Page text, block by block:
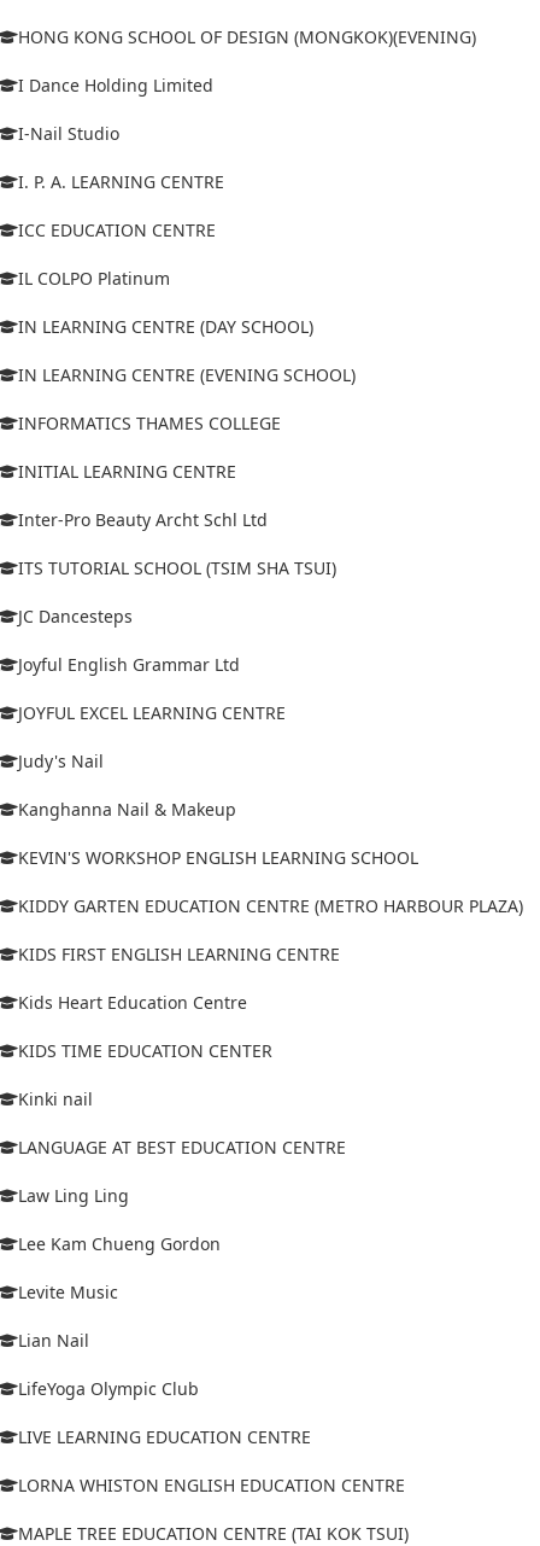
HONG KONG SCHOOL OF DESIGN (MONGKOK)(EVENING)
I Dance Holding Limited
I-Nail Studio
I. P. A. LEARNING CENTRE
ICC EDUCATION CENTRE
IL COLPO Platinum
IN LEARNING CENTRE (DAY SCHOOL)
IN LEARNING CENTRE (EVENING SCHOOL)
INFORMATICS THAMES COLLEGE
INITIAL LEARNING CENTRE
Inter-Pro Beauty Archt Schl Ltd
ITS TUTORIAL SCHOOL (TSIM SHA TSUI)
JC Dancesteps
Joyful English Grammar Ltd
JOYFUL EXCEL LEARNING CENTRE
Judy's Nail
Kanghanna Nail & Makeup
KEVIN'S WORKSHOP ENGLISH LEARNING SCHOOL
KIDDY GARTEN EDUCATION CENTRE (METRO HARBOUR PLAZA)
KIDS FIRST ENGLISH LEARNING CENTRE
Kids Heart Education Centre
KIDS TIME EDUCATION CENTER
Kinki nail
LANGUAGE AT BEST EDUCATION CENTRE
Law Ling Ling
Lee Kam Chueng Gordon
Levite Music
Lian Nail
LifeYoga Olympic Club
LIVE LEARNING EDUCATION CENTRE
LORNA WHISTON ENGLISH EDUCATION CENTRE
MAPLE TREE EDUCATION CENTRE (TAI KOK TSUI)